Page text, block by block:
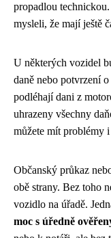
propadlou
mysleli, že mají ještě
U některých vozidel
daně nebo potvrzení
podléhají dani z
uhrazeny všechny
můžete mít problémy
Občanský průkaz
obě strany. Bez toho
vozidlo na úřadě.
moc s úředně